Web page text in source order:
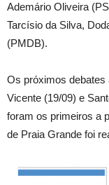
Ademário Oliveira
Tarcísio da Silva,
(PMDB).
Os próximos debates
Vicente (19/09) e
foram os primeiros a
de Praia Grande foi